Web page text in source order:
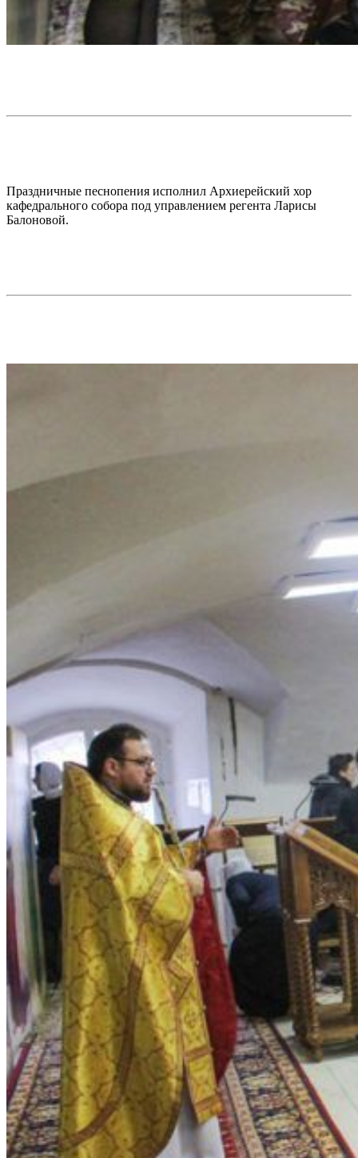
Праздничные песнопения исполнил Архиерейский хор
кафедрального собора под управлением регента Ларисы
Балоновой.